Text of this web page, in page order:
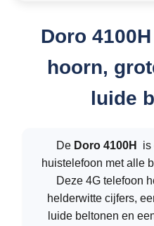
Doro
hoorn,
luide
De Doro 4100H
is
huistelefoon met alle
Deze 4G telefoon
helderwitte cijfers,
luide beltonen en